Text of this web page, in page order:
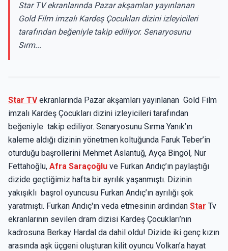
Star TV ekranlarında Pazar akşamları yayınlanan
Gold Film imzalı Kardeş Çocukları dizini izleyicileri
tarafından beğeniyle takip ediliyor. Senaryosunu
Sırm...
Star TVekranlarında Pazar akşamları yayınlanan Gold Film
imzalı Kardeş Çocukları dizini izleyicileri tarafından
beğeniyle takip ediliyor. Senaryosunu Sırma Yanık’ın
kaleme aldığı dizinin yönetmen koltuğunda Faruk Teber’in
oturduğu başrollerini Mehmet Aslantuğ, Ayça Bingöl, Nur
Fettahoğlu, Afra Saraçoğlu ve Furkan Andıç’ın paylaştığı
dizide geçtiğimiz hafta bir ayrılık yaşanmıştı. Dizinin
yakışıklı başrol oyuncusu Furkan Andıç’ın ayrılığı şok
yaratmıştı. Furkan Andıç'ın veda etmesinin ardından Star Tv
ekranlarının sevilen dram dizisi Kardeş Çocukları’nın
kadrosuna Berkay Hardal da dahil oldu! Dizide iki genç kızın
arasında aşk üçgeni oluşturan kilit oyuncu Volkan’a hayat